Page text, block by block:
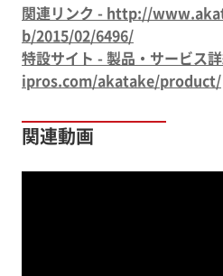
関連リンク - http://
b/2015/02/6496/
特設サイト - 製品・サービ
ipros.com/akatake/product/
関連動画